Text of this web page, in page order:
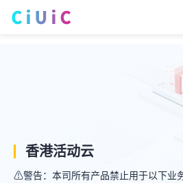
香港活动云
⚠警告：本司所有产品禁止用于以下业